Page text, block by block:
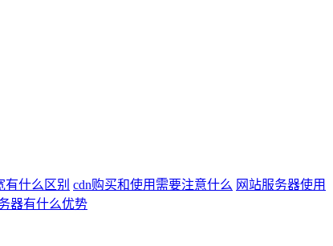
有什么区别 cdn购买和使用需要注意什么 网站服务器使用
器有什么优势